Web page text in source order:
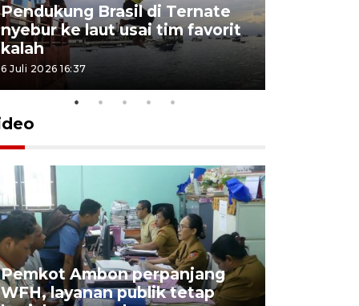
Pendukung Brasil di Ternate
nyebur ke laut usai tim favorit
kalah
6 Juli 2026 16:37
Pemkot Ambon perpanjang
WFH, layanan publik tetap